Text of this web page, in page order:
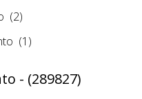
(2)
(1)
- (289827)